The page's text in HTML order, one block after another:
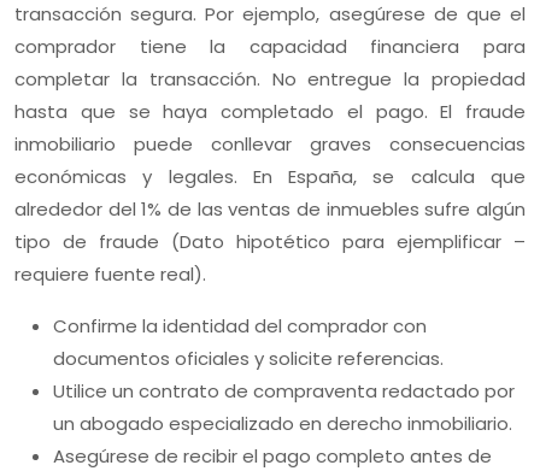
transacción segura. Por ejemplo, asegúrese de que el
comprador tiene la capacidad financiera para
completar la transacción. No entregue la propiedad
hasta que se haya completado el pago. El fraude
inmobiliario puede conllevar graves consecuencias
económicas y legales. En España, se calcula que
alrededor del 1% de las ventas de inmuebles sufre algún
tipo de fraude (Dato hipotético para ejemplificar –
requiere fuente real).
Confirme la identidad del comprador con
documentos oficiales y solicite referencias.
Utilice un contrato de compraventa redactado por
un abogado especializado en derecho inmobiliario.
Asegúrese de recibir el pago completo antes de